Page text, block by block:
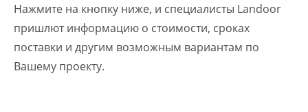
Нажмите на кнопку ниже, и специалисты Landoor
пришлют информацию о стоимости, сроках
поставки и другим возможным вариантам по
Вашему проекту.